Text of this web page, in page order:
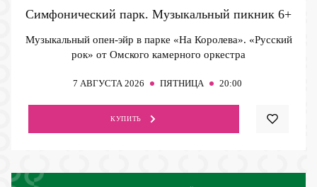
Симфонический парк. Музыкальный пикник 6+
Музыкальный опен-эйр в парке «На Королева». «Русский
рок» от Омского камерного оркестра
7 АВГУСТА 2026 ПЯТНИЦА 20:00
КУПИТЬ